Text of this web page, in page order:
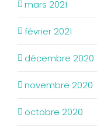
mars 2021
février 2021
décembre 2020
novembre 2020
octobre 2020